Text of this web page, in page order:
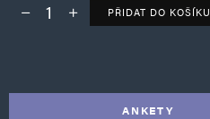
Deník TO – verze bez reklam množství
PŘIDAT DO KOŠÍKU
ANKETY